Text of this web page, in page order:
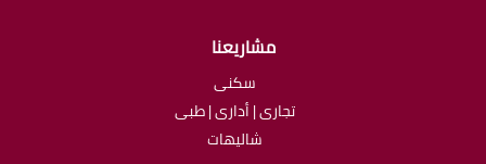
مشاريعنا
سكنى
تجارى | أدارى | طبى
شاليهات